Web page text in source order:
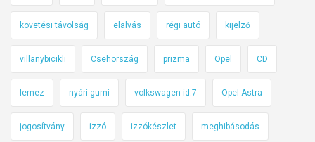
követési távolság elalvás régi autó kijelző
villanybicikli Csehország prizma Opel CD
lemez nyári gumi volkswagen id.7 Opel Astra
jogosítvány izzó izzókészlet meghibásodás